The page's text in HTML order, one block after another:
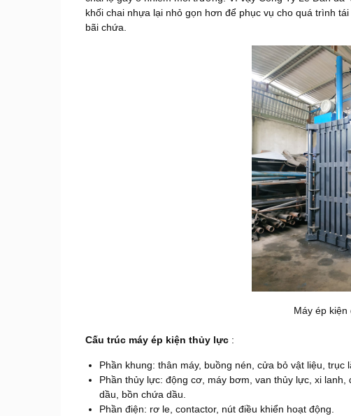
khối chai nhựa lại nhỏ gọn hơn để phục vụ cho quá trình
bãi chứa.
Máy ép kiện
Cấu trúc máy ép kiện thủy lực :
Phần khung: thân máy, buồng nén, cửa bỏ vật liệu,
Phần thủy lực: động cơ, máy bơm, van thủy lực, xi
dầu, bồn chứa dầu.
Phần điện: rơ le, contactor, nút điều khiển hoạt động.